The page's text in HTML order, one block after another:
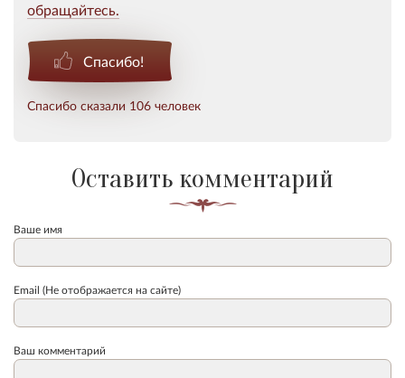
обращайтесь.
Спасибо!
Спасибо сказали 106 человек
Оставить комментарий
Ваше имя
Email (Не отображается на сайте)
Ваш комментарий